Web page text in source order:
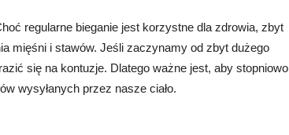
regularne bieganie jest korzystne dla zdrowia, zbyt
mięśni i stawów. Jeśli zaczynamy od zbyt dużego
się na kontuzje. Dlatego ważne jest, aby stopniowo
wysyłanych przez nasze ciało.